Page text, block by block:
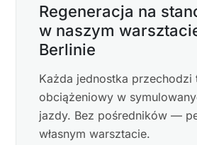
Regeneracja na
w naszym
Berlinie
Każda jednostka przechodzi
obciążeniowy w
jazdy. Bez pośredników —
własnym warsztacie.